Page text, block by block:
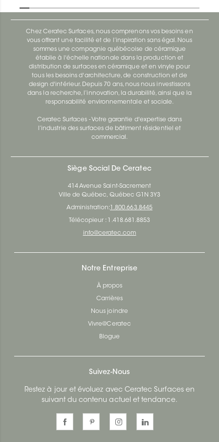
Chez Ceratec Surfaces, nous comprenons vos besoins en
vous offrant une facilité et de l’inspiration sans égal. Nous
sommes une compagnie québécoise de céramique
établie à l'échelle nationale dans la production et
distribution de surfaces en céramique et en vinyle pour
tous les besoins d'architecture, de construction et de
design d'intérieur. Depuis 70 ans, nous nous investissons
dans la recherche, l’innovation, la durabilité, ainsi que la
responsabilité environnementale et sociale.
Ceratec Surfaces - Votre garantie d'expertise dans
l’industrie des surfaces de bâtiment résidentiel et
commercial.
Siège Social De Ceratec
414 Avenue Saint-Sacrement
Ville de Québec, Québec G1N 3Y3
Administration: 1.800.663.8445
Télécopieur : 1.418.681.8853
info@ceratec.com
Notre Entreprise
À propos
Carrières
Nous joindre
Vivre@Ceratec
Blogue
Suivez-Nous
Restez à jour et évoluez avec Ceratec Surfaces en
suivant du contenu actuel et tendance.